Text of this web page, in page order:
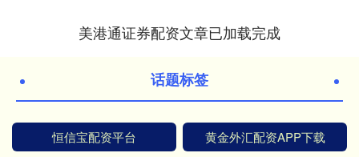
美港通证券配资文章已加载完成
话题标签
恒信宝配资平台 黄金外汇配资APP下载